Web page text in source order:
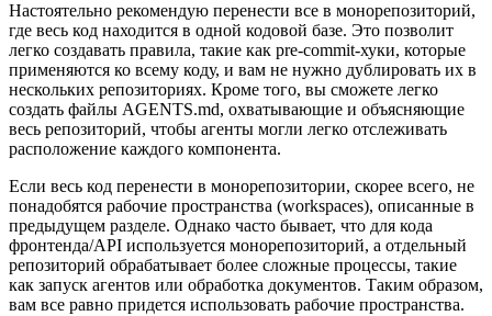
Настоятельно рекомендую перенести все в монорепозиторий,
где весь код находится в одной кодовой базе. Это позволит
легко создавать правила, такие как pre-commit-хуки, которые
применяются ко всему коду, и вам не нужно дублировать их в
нескольких репозиториях. Кроме того, вы сможете легко
создать файлы AGENTS.md, охватывающие и объясняющие
весь репозиторий, чтобы агенты могли легко отслеживать
расположение каждого компонента.
Если весь код перенести в монорепозитории, скорее всего, не
понадобятся рабочие пространства (workspaces), описанные в
предыдущем разделе. Однако часто бывает, что для кода
фронтенда/API используется монорепозиторий, а отдельный
репозиторий обрабатывает более сложные процессы, такие
как запуск агентов или обработка документов. Таким образом,
вам все равно придется использовать рабочие пространства.